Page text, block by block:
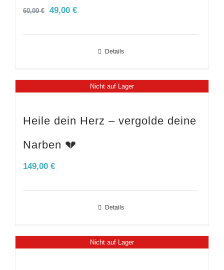
60,00€
Ursprünglicher
49,00 €Aktueller
Details
Nicht auf Lager
Heile dein Herz – vergolde deine
Narben 💔
149,00 €
Details
Nicht auf Lager